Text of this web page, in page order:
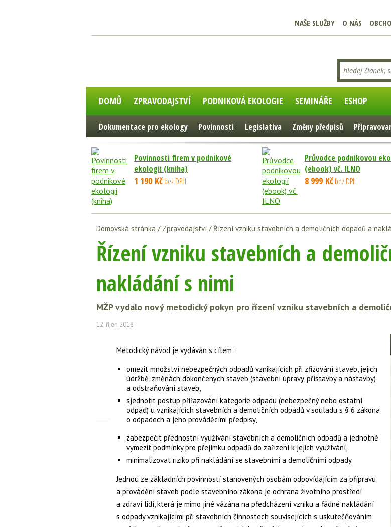
NAŠE SLUŽBY O NÁS
DOMŮ ZPRAVODAJSTVÍ PODNIKOVÁ EKOLOGIE SEMINÁŘE ESHOP
Dokumentace pro ekology Povinnosti Legislativa Změny předpisů
Povinnosti firem v podnikové
ekologii (kniha)
1 190 Kčbez DPH
Průvodce podnikovou
(ebook) vč. ILNO
8 999 Kčbez DPH
Domovská stránka / Zpravodajství / Řízení vzniku stavebních a demoličních odpadů a
Řízení vzniku stavebních a
nakládání s nimi
MŽP vydalo nový metodický pokyn pro řízení vzniku stavebních a
12. říjen 2018
Metodický návod je vydáván s cílem:
omezit množství nebezpečných odpadů vznikajících při zřizování staveb, jejich
údržbě, změnách dokončených staveb (stavební úpravy, přístavby a nástavby)
a odstraňování staveb,
sjednotit postup přiřazování kategorie odpadu (nebezpečný nebo ostatní
odpad) u vznikajících stavebních a demoličních odpadů v souladu s § 6 zákona
o odpadech a jeho prováděcími předpisy,
zabezpečit přednostní využívání stavebních a demoličních odpadů a jednotně
vymezit podmínky pro přejímku odpadů do zařízení k jejich využívání,
minimalizovat riziko při nakládání se stavebními a demoličními odpady.
Jednou ze základních povinností stanovených osobám odpovídajícím za přípravu
a provádění staveb podle stavebního zákona je ochrana životního prostředí
a zdraví lidí, která je mimo jiné vázána na předcházení vzniku a řádné nakládání
s odpady vznikajícími při stavebních činnostech souvisejících s uskutečňováním